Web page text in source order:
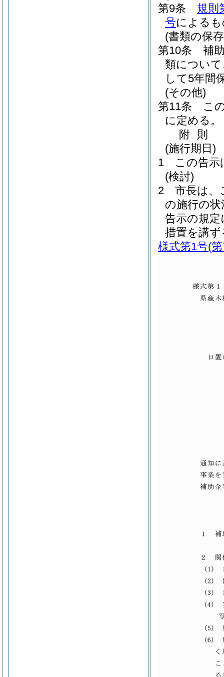
第9条
規則
号による
(書類の保
第10条
補
類につい
して5年間
(その他)
第11条
こ
に定める。
附 則
(施行期日)
1
この告示
(検討)
2
市長は、
の施行の
告示の規
措置を講
様式第1号(